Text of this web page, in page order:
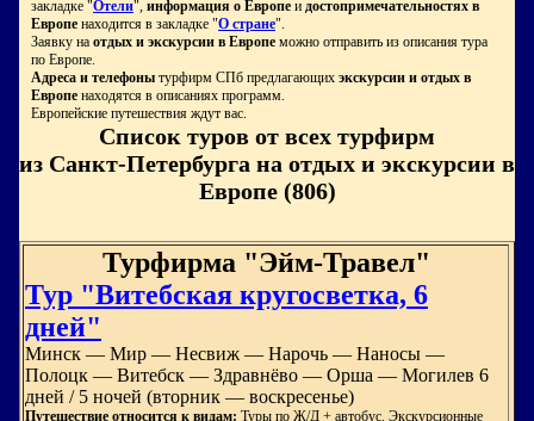
закладке "Отели", информация о Европе и достопримечательностях в
Европе находится в закладке "О стране".
Заявку на отдых и экскурсии в Европе можно отправить из описания тура
по Европе.
Адреса и телефоны турфирм СПб предлагающих экскурсии и отдых в
Европе находятся в описаниях программ.
Европейские путешествия ждут вас.
Список туров от всех турфирм
из Санкт-Петербурга на отдых и экскурсии в
Европе (806)
Турфирма "Эйм-Травел"
Тур "Витебская кругосветка, 6
дней"
Минск — Мир — Несвиж — Нарочь — Наносы —
Полоцк — Витебск — Здравнёво — Орша — Могилев 6
дней / 5 но­чей (вторник — воскресенье)
Путешествие относится к видам: Туры по Ж/Д + автобус. Экскурсионные